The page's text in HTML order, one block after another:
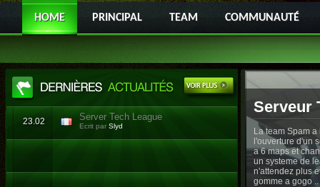
HOME PRINCIPAL TEAM COMMUNAUTÉ
23.02 Server Tech League
Ecrit par Slyd
Serveur
La team Spam
l'ouverture d'un
a 6 maps et
un systeme de
n'attendez plus
gomme a gogo ..